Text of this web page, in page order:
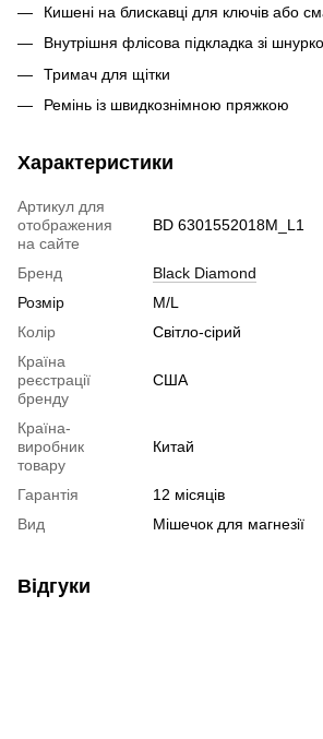
Кишені на блискавці для ключів або
Внутрішня флісова підкладка зі
Тримач для щітки
Ремінь із швидкознімною пряжкою
Характеристики
Артикул для
отображения
на сайте
BD 6301552018M_L1
Бренд
Black Diamond
Розмір
M/L
Колір
Світло-сірий
Країна
реєстрації
бренду
США
Країна-
виробник
товару
Китай
Гарантія
12 місяців
Вид
Мішечок для магнезії
Відгуки